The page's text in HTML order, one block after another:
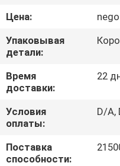
КОНТРОЛЬ
КАЧЕСТВА
СВЯЖИТЕСЬ
С
НАМИ
НОВОСТИ
Цена:
Упаковывая
детали:
Время
доставки:
22
Условия
оплаты:
D/A,
Поставка
способности: